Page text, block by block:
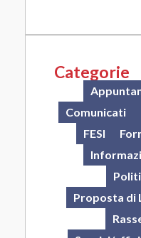
Categorie
Comunicati
FESI
Proposta di